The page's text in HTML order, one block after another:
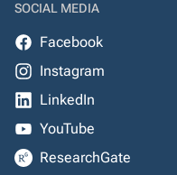
SOCIAL MEDIA
Facebook
Instagram
LinkedIn
YouTube
ResearchGate